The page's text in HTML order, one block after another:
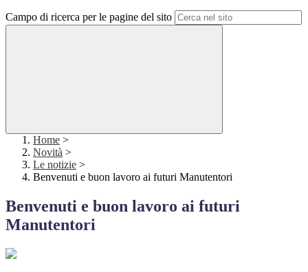
Campo di ricerca per le pagine del sito
Home >
Novità >
Le notizie >
Benvenuti e buon lavoro ai futuri Manutentori
Benvenuti e buon lavoro ai futuri
Manutentori